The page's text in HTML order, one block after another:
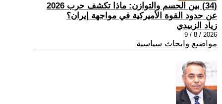
(34) بين الحسم والتوازن: ماذا تكشف حرب 2026
عن حدود القوة الأميركية في مواجهة إيران؟
زياد الزبيدي
2026 / 8 / 9
مواضيع وابحاث سياسية